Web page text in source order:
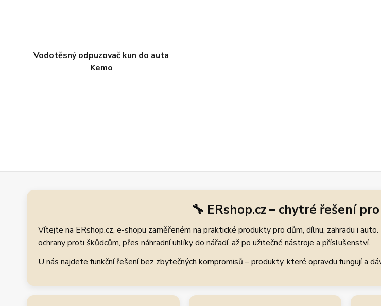
Vodotěsný odpuzovač kun do auta
Kemo
🔧 ERshop.cz – chytré řešení
Vítejte na ERshop.cz, e-shopu zaměřeném na praktické produkty pro dům, dílnu, zahradu i
ochrany proti škůdcům, přes náhradní uhlíky do nářadí, až po užitečné nástroje a příslušenství.
U nás najdete funkční řešení bez zbytečných kompromisů – produkty, které opravdu fungují a